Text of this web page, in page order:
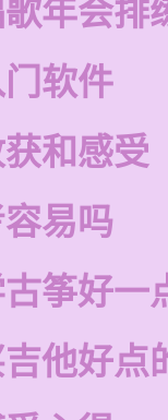
年会排
软件
和感受
易吗
筝好一
他好点